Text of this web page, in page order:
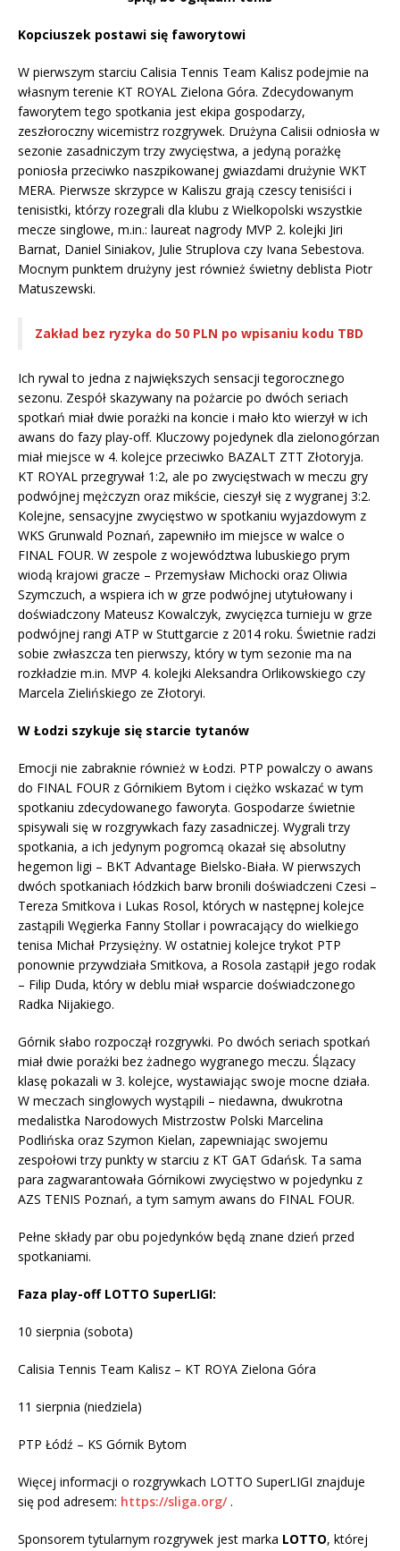
Kopciuszek postawi się faworytowi
W pierwszym starciu Calisia Tennis Team Kalisz podejmie na
własnym terenie KT ROYAL Zielona Góra. Zdecydowanym
faworytem tego spotkania jest ekipa gospodarzy,
zeszłoroczny wicemistrz rozgrywek. Drużyna Calisii odniosła w
sezonie zasadniczym trzy zwycięstwa, a jedyną porażkę
poniosła przeciwko naszpikowanej gwiazdami drużynie WKT
MERA. Pierwsze skrzypce w Kaliszu grają czescy tenisiści i
tenisistki, którzy rozegrali dla klubu z Wielkopolski wszystkie
mecze singlowe, m.in.: laureat nagrody MVP 2. kolejki Jiri
Barnat, Daniel Siniakov, Julie Struplova czy Ivana Sebestova.
Mocnym punktem drużyny jest również świetny deblista Piotr
Matuszewski.
Zakład bez ryzyka do 50 PLN po wpisaniu kodu TBD
Ich rywal to jedna z największych sensacji tegorocznego
sezonu. Zespół skazywany na pożarcie po dwóch seriach
spotkań miał dwie porażki na koncie i mało kto wierzył w ich
awans do fazy play-off. Kluczowy pojedynek dla zielonogórzan
miał miejsce w 4. kolejce przeciwko BAZALT ZTT Złotoryja.
KT ROYAL przegrywał 1:2, ale po zwycięstwach w meczu gry
podwójnej mężczyzn oraz mikście, cieszył się z wygranej 3:2.
Kolejne, sensacyjne zwycięstwo w spotkaniu wyjazdowym z
WKS Grunwald Poznań, zapewniło im miejsce w walce o
FINAL FOUR. W zespole z województwa lubuskiego prym
wiodą krajowi gracze – Przemysław Michocki oraz Oliwia
Szymczuch, a wspiera ich w grze podwójnej utytułowany i
doświadczony Mateusz Kowalczyk, zwycięzca turnieju w grze
podwójnej rangi ATP w Stuttgarcie z 2014 roku. Świetnie radzi
sobie zwłaszcza ten pierwszy, który w tym sezonie ma na
rozkładzie m.in. MVP 4. kolejki Aleksandra Orlikowskiego czy
Marcela Zielińskiego ze Złotoryi.
W Łodzi szykuje się starcie tytanów
Emocji nie zabraknie również w Łodzi. PTP powalczy o awans
do FINAL FOUR z Górnikiem Bytom i ciężko wskazać w tym
spotkaniu zdecydowanego faworyta. Gospodarze świetnie
spisywali się w rozgrywkach fazy zasadniczej. Wygrali trzy
spotkania, a ich jedynym pogromcą okazał się absolutny
hegemon ligi – BKT Advantage Bielsko-Biała. W pierwszych
dwóch spotkaniach łódzkich barw bronili doświadczeni Czesi –
Tereza Smitkova i Lukas Rosol, których w następnej kolejce
zastąpili Węgierka Fanny Stollar i powracający do wielkiego
tenisa Michał Przysiężny. W ostatniej kolejce trykot PTP
ponownie przywdziała Smitkova, a Rosola zastąpił jego rodak
– Filip Duda, który w deblu miał wsparcie doświadczonego
Radka Nijakiego.
Górnik słabo rozpoczął rozgrywki. Po dwóch seriach spotkań
miał dwie porażki bez żadnego wygranego meczu. Ślązacy
klasę pokazali w 3. kolejce, wystawiając swoje mocne działa.
W meczach singlowych wystąpili – niedawna, dwukrotna
medalistka Narodowych Mistrzostw Polski Marcelina
Podlińska oraz Szymon Kielan, zapewniając swojemu
zespołowi trzy punkty w starciu z KT GAT Gdańsk. Ta sama
para zagwarantowała Górnikowi zwycięstwo w pojedynku z
AZS TENIS Poznań, a tym samym awans do FINAL FOUR.
Pełne składy par obu pojedynków będą znane dzień przed
spotkaniami.
Faza play-off LOTTO SuperLIGI:
10 sierpnia (sobota)
Calisia Tennis Team Kalisz – KT ROYA Zielona Góra
11 sierpnia (niedziela)
PTP Łódź – KS Górnik Bytom
Więcej informacji o rozgrywkach LOTTO SuperLIGI znajduje
się pod adresem: https://sliga.org/.
Sponsorem tytularnym rozgrywek jest marka LOTTO, której